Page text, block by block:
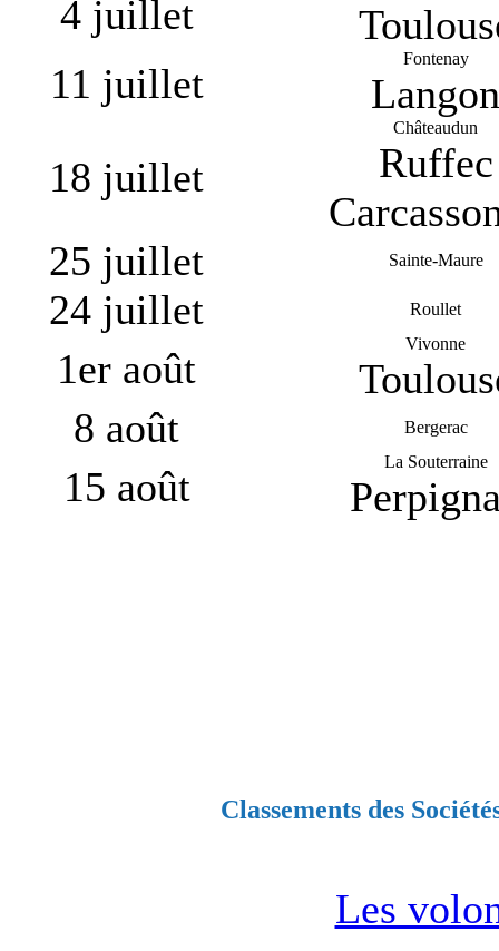
4 juillet
11 juillet
Fontenay
Langon
18 juillet
Châteaudun
Ruffec
25 juillet
Sainte-Maure
24 juillet Roullet
1er août
Vivonne
8 août
Bergerac
15 août
La Souterraine
Classements des
Les